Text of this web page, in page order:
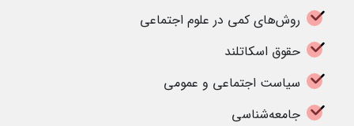
روش‌های کمی در علوم اجتماعی
حقوق اسکاتلند
سیاست اجتماعی و عمومی
جامعه‌شناسی